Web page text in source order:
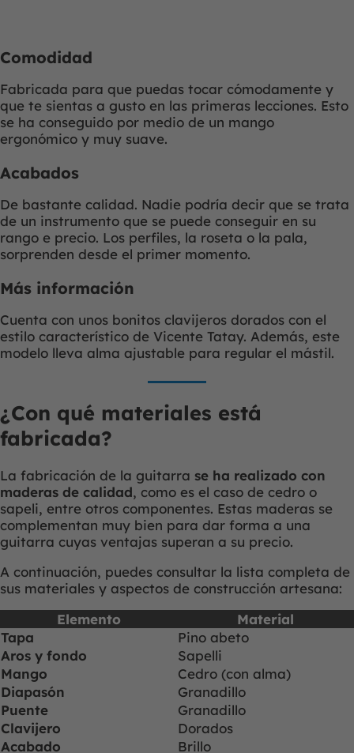
Comodidad
Fabricada para que puedas tocar cómodamente y
que te sientas a gusto en las primeras lecciones. Esto
se ha conseguido por medio de un mango
ergonómico y muy suave.
Acabados
De bastante calidad. Nadie podría decir que se trata
de un instrumento que se puede conseguir en su
rango e precio. Los perfiles, la roseta o la pala,
sorprenden desde el primer momento.
Más información
Cuenta con unos bonitos clavijeros dorados con el
estilo característico de Vicente Tatay. Además, este
modelo lleva alma ajustable para regular el mástil.
¿Con qué materiales está
fabricada?
La fabricación de la guitarra se ha realizado con
maderas de calidad, como es el caso de cedro o
sapeli, entre otros componentes. Estas maderas se
complementan muy bien para dar forma a una
guitarra cuyas ventajas superan a su precio.
A continuación, puedes consultar la lista completa de
sus materiales y aspectos de construcción artesana:
Elemento
Material
Tapa
Pino abeto
Aros y fondo
Sapelli
Mango
Cedro (con alma)
Diapasón
Granadillo
Puente
Granadillo
Clavijero
Dorados
Acabado
Brillo